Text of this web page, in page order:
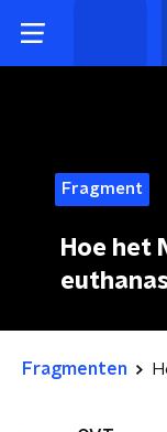
Fragment
Hoe het
Fragmenten